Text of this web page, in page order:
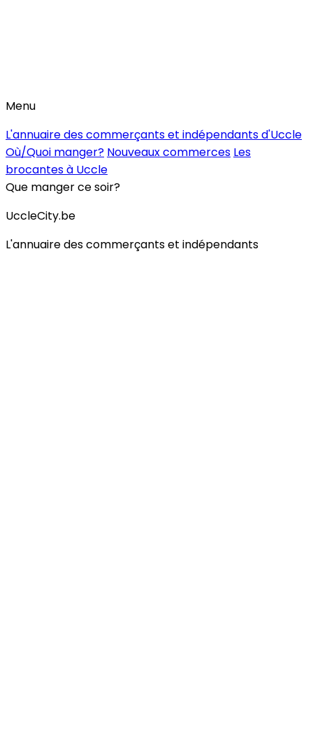
Menu
L'annuaire des commerçants et indépendants d'Uccle
Où/Quoi manger? Nouveaux commerces Les
brocantes à Uccle
Que manger ce soir?
UccleCity.be
L'annuaire des commerçants et indépendants